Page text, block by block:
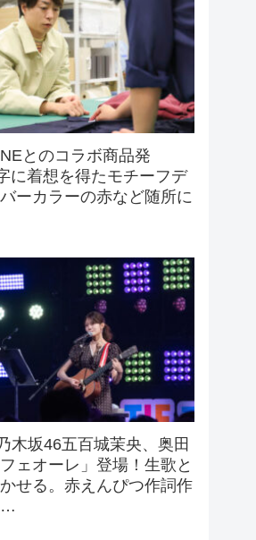
とのコラボ商品発
に着想を得たモチーフデ
ーカラーの赤など随所に
木坂46五百城茉央、奥田
ェオーレ」登場！生歌と
せる。赤えんぴつ作詞作
…